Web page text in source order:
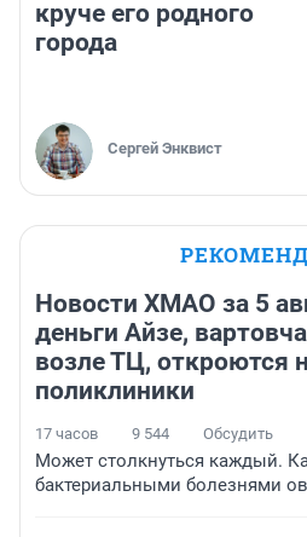
круче его родного
города
Сергей Энквист
Новости ХМАО за 5
деньги Айзе,
возле ТЦ, откроются
поликлиники
17 часов 9 544 Обсудить
Может столкнуться каждый.
бактериальными болезнями